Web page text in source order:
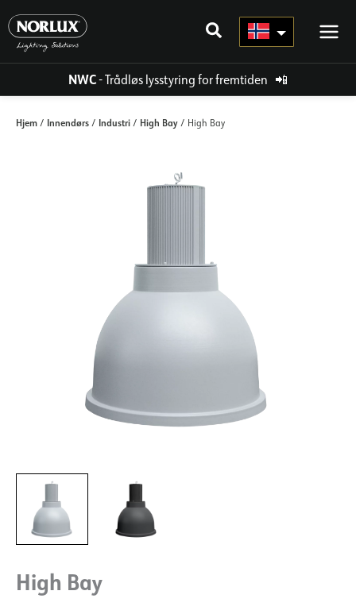
rett
innholdet
NWC- Trådløs lysstyring for fremtiden 📲
Hjem / Innendørs / Industri / High Bay / High Bay
High Bay